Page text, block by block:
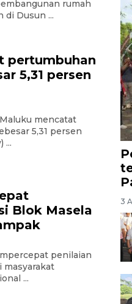
rumah
di Dusun ...
pertumbuhan
5,31 persen
mencatat
5,31 persen
...
Blok Masela
penilaian
...
3